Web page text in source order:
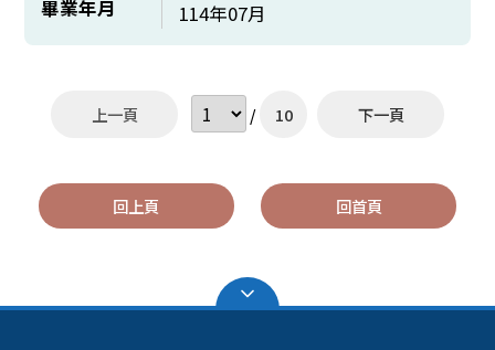
畢業年月 114年07月
上一頁 / 10 下一頁
回上頁 回首頁